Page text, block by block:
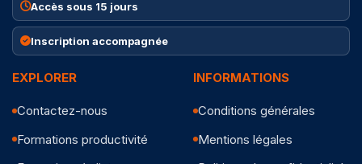
Accès sous 15 jours
Inscription accompagnée
EXPLORER
Contactez-nous
Formations productivité
INFORMATIONS
Conditions générales
Mentions légales